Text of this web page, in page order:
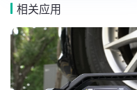
相关应用